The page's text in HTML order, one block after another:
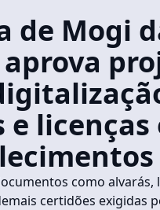
de Mogi
aprova
e licenças
como alvarás,
certidões exigidas